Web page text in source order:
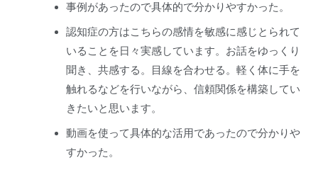
事例があったので具体的で分かりやすかった。
認知症の方はこちらの感情を敏感に感じとられて
いることを日々実感しています。お話をゆっくり
聞き、共感する。目線を合わせる。軽く体に手を
触れるなどを行いながら、信頼関係を構築してい
きたいと思います。
動画を使って具体的な活用であったので分かりや
すかった。